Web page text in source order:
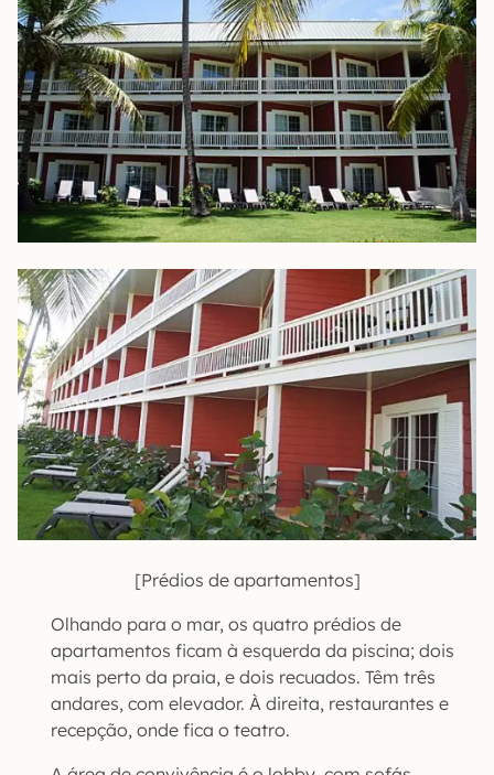
[Prédios de apartamentos]
Olhando para o mar, os quatro prédios de
apartamentos ficam à esquerda da piscina; dois
mais perto da praia, e dois recuados. Têm três
andares, com elevador. À direita, restaurantes e
recepção, onde fica o teatro.